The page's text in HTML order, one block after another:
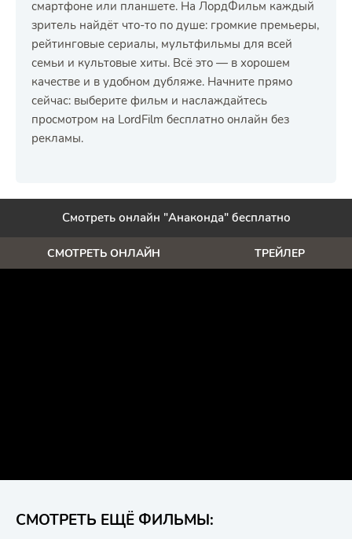
смартфоне или планшете. На ЛордФильм каждый
зритель найдёт что-то по душе: громкие премьеры,
рейтинговые сериалы, мультфильмы для всей
семьи и культовые хиты. Всё это — в хорошем
качестве и в удобном дубляже. Начните прямо
сейчас: выберите фильм и наслаждайтесь
просмотром на LordFilm бесплатно онлайн без
рекламы.
Смотреть онлайн "Анаконда" бесплатно
СМОТРЕТЬ ОНЛАЙН ТРЕЙЛЕР
СМОТРЕТЬ ЕЩЁ ФИЛЬМЫ: